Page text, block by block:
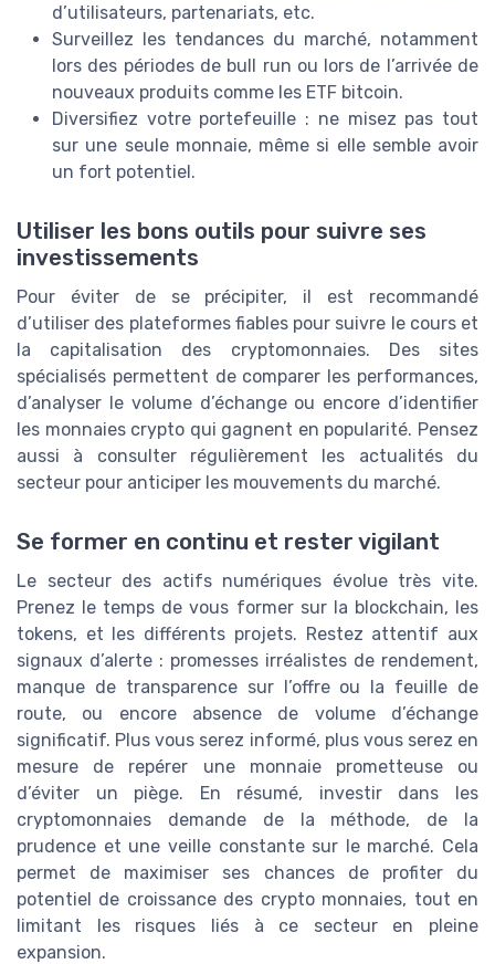
d’utilisateurs, partenariats, etc.
Surveillez les tendances du marché, notamment
lors des périodes de bull run ou lors de l’arrivée de
nouveaux produits comme les ETF bitcoin.
Diversifiez votre portefeuille : ne misez pas tout
sur une seule monnaie, même si elle semble avoir
un fort potentiel.
Utiliser les bons outils pour suivre ses
investissements
Pour éviter de se précipiter, il est recommandé
d’utiliser des plateformes fiables pour suivre le cours et
la capitalisation des cryptomonnaies. Des sites
spécialisés permettent de comparer les performances,
d’analyser le volume d’échange ou encore d’identifier
les monnaies crypto qui gagnent en popularité. Pensez
aussi à consulter régulièrement les actualités du
secteur pour anticiper les mouvements du marché.
Se former en continu et rester vigilant
Le secteur des actifs numériques évolue très vite.
Prenez le temps de vous former sur la blockchain, les
tokens, et les différents projets. Restez attentif aux
signaux d’alerte : promesses irréalistes de rendement,
manque de transparence sur l’offre ou la feuille de
route, ou encore absence de volume d’échange
significatif. Plus vous serez informé, plus vous serez en
mesure de repérer une monnaie prometteuse ou
d’éviter un piège. En résumé, investir dans les
cryptomonnaies demande de la méthode, de la
prudence et une veille constante sur le marché. Cela
permet de maximiser ses chances de profiter du
potentiel de croissance des crypto monnaies, tout en
limitant les risques liés à ce secteur en pleine
expansion.